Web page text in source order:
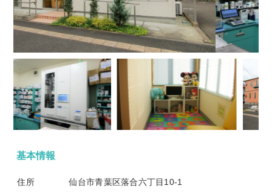
マリーン調剤薬局の魅力
教育体制
スタッフインタビュー
マリーン健康通信
プライバシーポリシー
基本情報
住所 仙台市青葉区落合六丁目10-1